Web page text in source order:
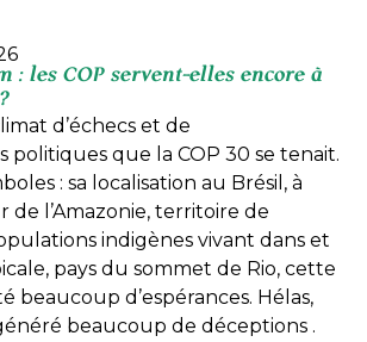
: les COP servent-elles encore à
d’échecs et de
politiques que la COP 30 se tenait.
: sa localisation au Brésil, à
l’Amazonie, territoire de
indigènes vivant dans et
pays du sommet de Rio, cette
beaucoup d’espérances. Hélas,
beaucoup de déceptions .